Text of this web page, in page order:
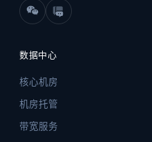
数据中心
核心机房
机房托管
带宽服务